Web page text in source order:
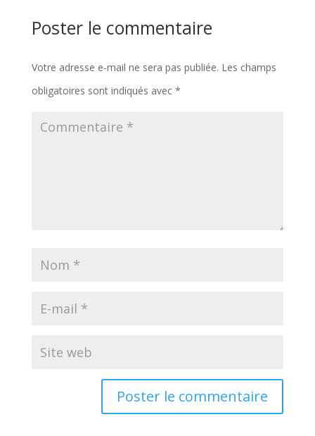
Poster le commentaire
Votre adresse e-mail ne sera pas publiée. Les champs
obligatoires sont indiqués avec *